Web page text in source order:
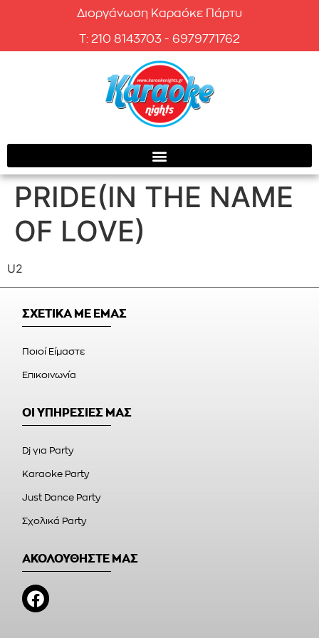
Διοργάνωση Καραόκε Πάρτυ
T: 210 8143703 - 6979771762
PRIDE(IN THE NAME
OF LOVE)
U2
ΣΧΕΤΙΚΑ ΜΕ ΕΜΑΣ
Ποιοί Είμαστε
Επικοινωνία
ΟΙ ΥΠΗΡΕΣΙΕΣ ΜΑΣ
Dj για Party
Karaoke Party
Just Dance Party
Σχολικά Party
ΑΚΟΛΟΥΘΗΣΤΕ ΜΑΣ